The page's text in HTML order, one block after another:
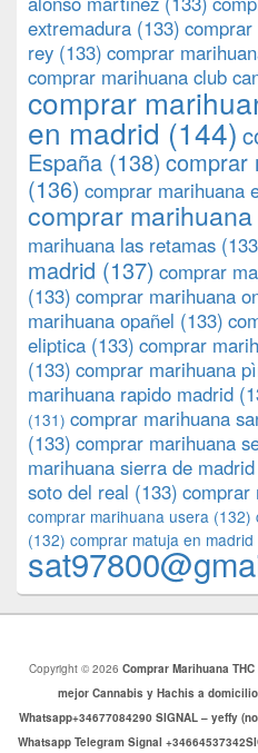
extremadura (133) comprar
rey (133) comprar
comprar marihuana club
comprar
en madrid (144)
España (138) comprar
(136) comprar marihuana
comprar
marihuana las retamas
madrid (137) comprar
(133) comprar marihuana
marihuana opañel (133)
eliptica (133) comprar
(133) comprar marihuana
marihuana rapido madrid
(131) comprar marihuana
(133) comprar marihuana
marihuana sierra de madrid
soto del real (133) comprar
comprar marihuana usera (132)
(132) comprar matuja en madrid
Copyright © 2026 Comprar Marihuana
mejor Cannabis y Hachis a
Whatsapp+34677084290 SIGNAL – yeffy
Whatsapp Telegram Signal